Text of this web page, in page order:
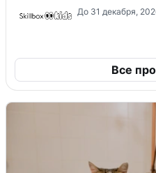
До 31 декабря,
Все